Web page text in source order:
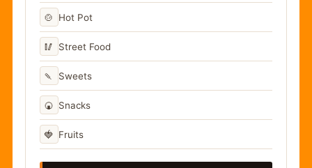
🍲 Hot Pot
🥢 Street Food
🍡 Sweets
🍘 Snacks
🍓 Fruits